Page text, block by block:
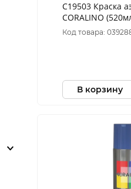
C19503 Краска
CORALINO
Белый Матовый
Код товара:
В корзину